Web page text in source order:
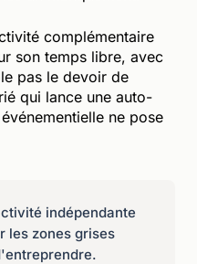
complémentaire
son temps libre, avec
pas le devoir de
qui lance une auto-
ne pose
indépendante
les zones grises